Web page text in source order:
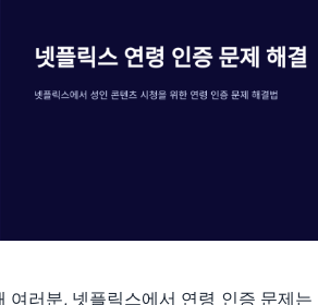
여러분, 넷플릭스에서 연령 인증 문제는